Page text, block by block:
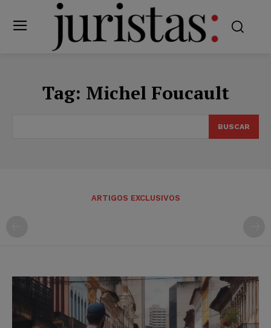
Tag: Michel Foucault
BUSCAR
ARTIGOS EXCLUSIVOS